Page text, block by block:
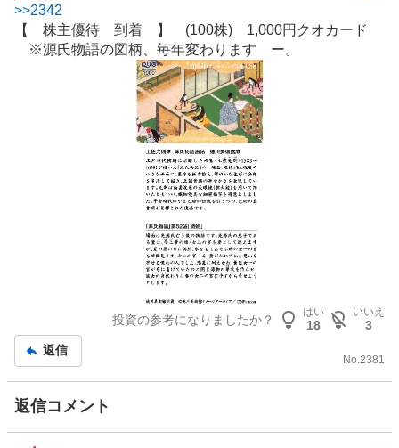
示
板
>>2342
【 株主優待 到着 】 (100株) 1,000円クオカード
※源氏物語の図柄、毎年変わります ー。
投資の参考になりましたか？
はい
18
いいえ
3
返信
No. 2381
返信コメント